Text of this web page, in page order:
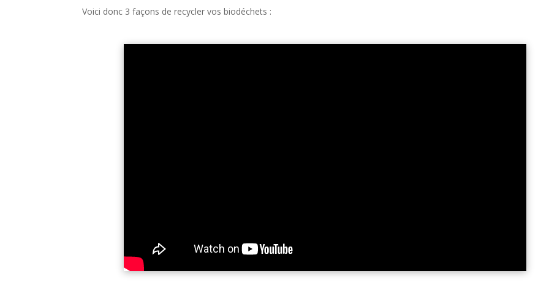
Voici donc 3 façons de recycler vos biodéchets :